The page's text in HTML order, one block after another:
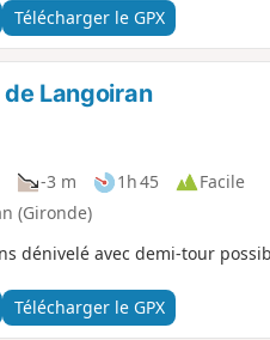
Télécharger le GPX
Langoiran
-3 m 1h 45
Facile
(Gironde)
dénivelé avec demi-tour
Télécharger le GPX